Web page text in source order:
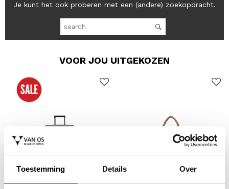
Toestemming Details Over
Je kunt het ook proberen met een (andere) zoekopdracht.
VOOR JOU UITGEKOZEN